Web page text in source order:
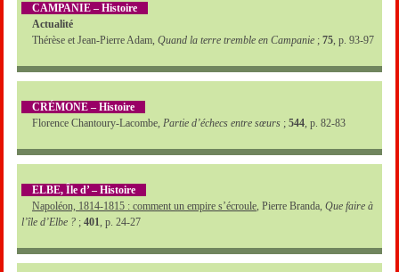
CAMPANIE – Histoire
Actualité
Thérèse et Jean-Pierre Adam, Quand la terre tremble en Campanie ; 75 , p. 93-97
CRÉMONE – Histoire
Florence Chantoury-Lacombe, Partie d’échecs entre sœurs ; 544 , p. 82-83
ELBE, Île d’ – Histoire
Napoléon, 1814-1815 : comment un empire s’écroule , Pierre Branda, Que faire à
l’île d’Elbe ? ; 401 , p. 24-27